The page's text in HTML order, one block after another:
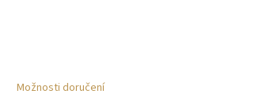
Možnosti doručení